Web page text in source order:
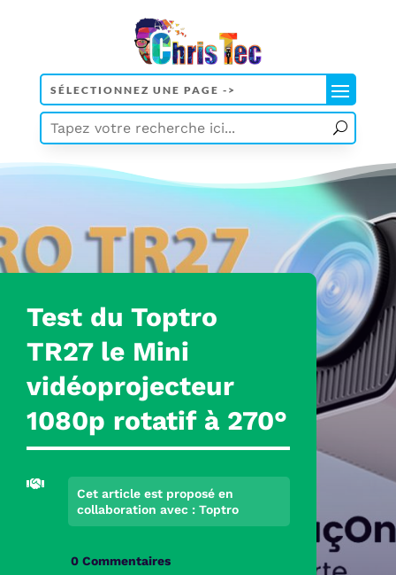
Test du Toptro
TR27 le Mini
vidéoprojecteur
1080p rotatif à 270°

Cet article est proposé en
collaboration avec : Toptro
0 Commentaires